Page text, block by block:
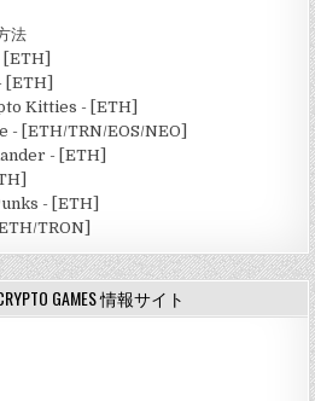
法
[ETH]
Kitties - [ETH]
[ETH/TRN/EOS/NEO]
- [ETH]
- [ETH]
TRON]
GAMES 情報サイト